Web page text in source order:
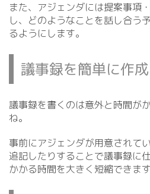
また、アジェンダには提案事項
し、どのようなことを話し合う
るようにします。
議事録を簡単に作
議事録を書くのは意外と時間が
ね。
事前にアジェンダが用意されて
追記したりすることで議事録に
かかる時間を大きく短縮できます